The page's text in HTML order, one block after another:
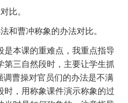
比。
和曹冲称象的办法对比。
是本课的重难点，我重点指导
第三自然段时，主要让学生抓
调曹操对官员们的办法是不满
时，用称象课件演示称象的过